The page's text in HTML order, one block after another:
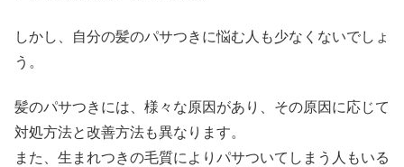
しかし、自分の髪のパサつきに悩む人も少なくないでしょ
う。
髪のパサつきには、様々な原因があり、その原因に応じて
対処方法と改善方法も異なります。
また、生まれつきの毛質によりパサついてしまう人もいる